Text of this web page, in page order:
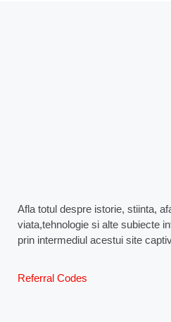
Afla totul despre istorie, stiinta,
viata,tehnologie si alte subiecte
prin intermediul acestui site
Referral Codes